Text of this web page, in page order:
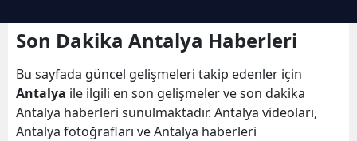
Son Dakika Antalya Haberleri
Bu sayfada güncel gelişmeleri takip edenler için
Antalya ile ilgili en son gelişmeler ve son dakika
Antalya haberleri sunulmaktadır. Antalya videoları,
Antalya fotoğrafları ve Antalya haberleri